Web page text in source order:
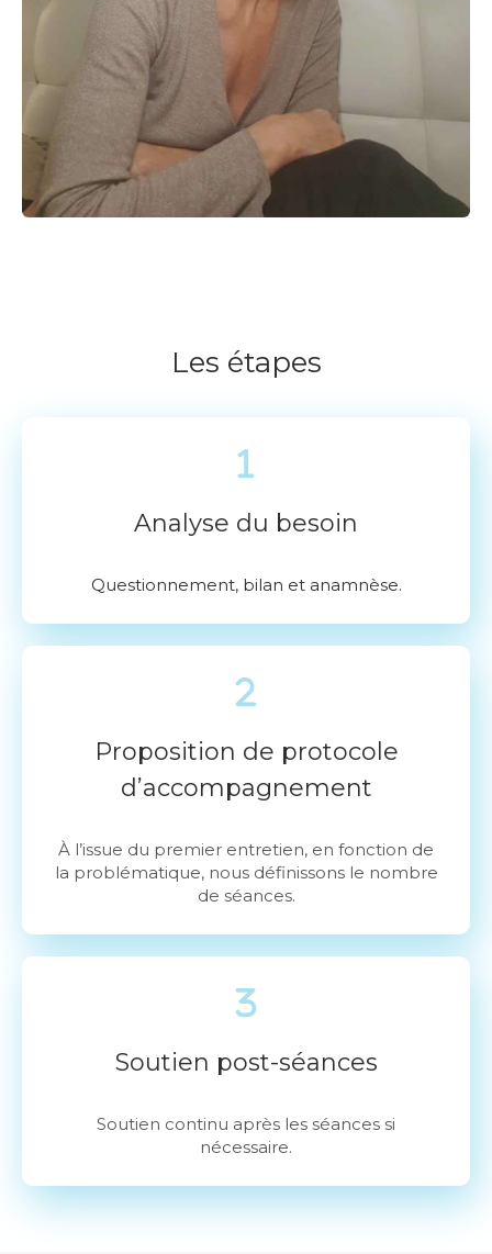
Les étapes
Analyse du besoin
Questionnement, bilan et anamnèse.
Proposition de protocole
d’accompagnement
À l’issue du premier entretien, en fonction de
la problématique, nous définissons le nombre
de séances.
Soutien post-séances
Soutien continu après les séances si
nécessaire.